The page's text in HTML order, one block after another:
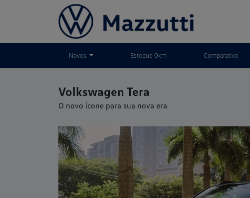
Novos Estoque 0km Comparativo
Volkswagen Tera
O novo ícone para sua nova era